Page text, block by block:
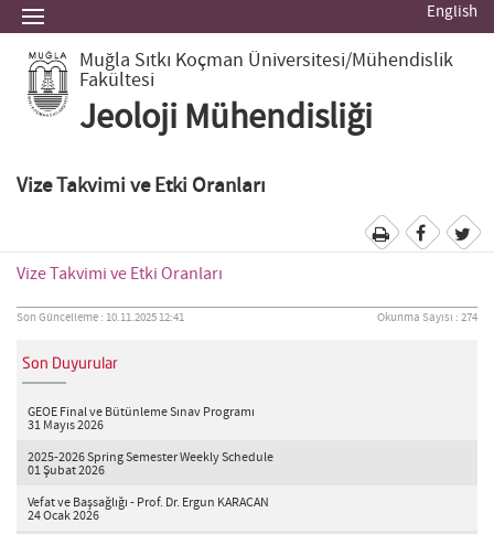
English
Muğla Sıtkı Koçman Üniversitesi/Mühendislik
Fakültesi
Jeoloji Mühendisliği
Vize Takvimi ve Etki Oranları
Vize Takvimi ve Etki Oranları
Son Güncelleme : 10.11.2025 12:41 Okunma Sayısı : 274
Son Duyurular
GEOE Final ve Bütünleme Sınav Programı
31 Mayıs 2026
2025-2026 Spring Semester Weekly Schedule
01 Şubat 2026
Vefat ve Başsağlığı - Prof. Dr. Ergun KARACAN
24 Ocak 2026